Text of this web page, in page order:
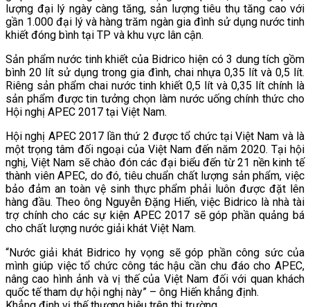
lượng đại lý ngày càng tăng, sản lượng tiêu thụ tăng cao với
gần 1.000 đại lý và hàng trăm ngàn gia đình sử dụng nước tinh
khiết đóng bình tại TP và khu vực lân cận.
Sản phẩm nước tinh khiết của Bidrico hiện có 3 dung tích gồm
bình 20 lít sử dụng trong gia đình, chai nhựa 0,35 lít và 0,5 lít.
Riêng sản phẩm chai nước tinh khiết 0,5 lít và 0,35 lít chính là
sản phẩm được tin tưởng chọn làm nước uống chính thức cho
Hội nghị APEC 2017 tại Việt Nam.
Hội nghị APEC 2017 lần thứ 2 được tổ chức tại Việt Nam và là
một trọng tâm đối ngoại của Việt Nam đến năm 2020. Tại hội
nghị, Việt Nam sẽ chào đón các đại biểu đến từ 21 nền kinh tế
thành viên APEC, do đó, tiêu chuẩn chất lượng sản phẩm, việc
bảo đảm an toàn vệ sinh thực phẩm phải luôn được đặt lên
hàng đầu. Theo ông Nguyễn Đặng Hiến, việc Bidrico là nhà tài
trợ chính cho các sự kiện APEC 2017 sẽ góp phần quảng bá
cho chất lượng nước giải khát Việt Nam.
“Nước giải khát Bidrico hy vọng sẽ góp phần công sức của
mình giúp việc tổ chức công tác hậu cần chu đáo cho APEC,
nâng cao hình ảnh và vị thế của Việt Nam đối với quan khách
quốc tế tham dự hội nghị này” – ông Hiến khẳng định.